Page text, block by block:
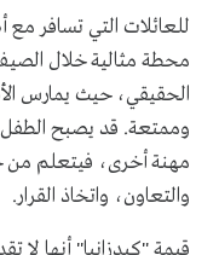
للعائلات التي تسافر
محطة مثالية خلال
الحقيقي، حيث يمارس
وممتعة. قد يصبح الطفل
مهنة أخرى، فيتعلم من
والتعاون، واتخاذ القرار.
قيمة "كيدزانيا" أنها لا